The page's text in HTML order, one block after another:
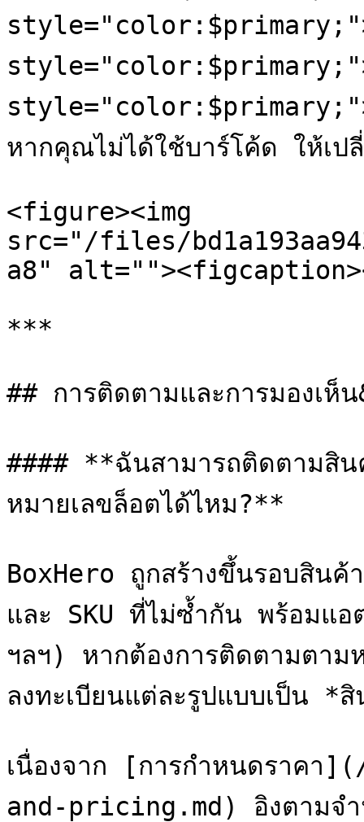
หากคุณไม่ได้ใช้บาร์โค้ด ให้เ
<figure><img
src="/files/
a8"
***
## การติดตามและการมองเห็
#### **ฉันสามารถติดตามสิน
หมายเลขล็อตได้ไหม?**
BoxHero ถูกสร้างขึ้นรอบสินค้
และ SKU ที่ไม่ซ้ำกัน พร้อมแ
ฯลฯ) หากต้องการติดตามตาม
ลงทะเบียนแต่ละรูปแบบเป็น *
เนื่องจาก [การกำหนดรา
and-pricing.md) อิงตามจำ